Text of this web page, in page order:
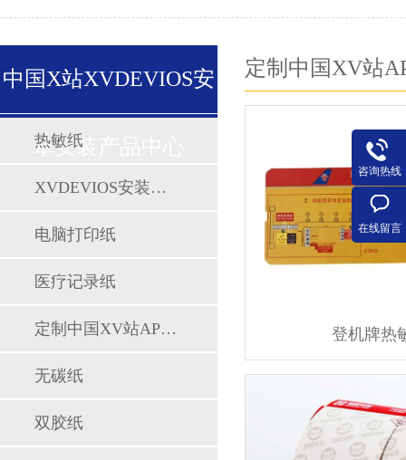
中国X站XVDEVIOS安
卓安装产品中心
热敏纸
XVDEVIOS安装包旧版标签
电脑打印纸
医疗记录纸
定制中国XV站APP下载专区
无碳纸
双胶纸
定制中国XV站
登机牌热
咨询热线
在线留言